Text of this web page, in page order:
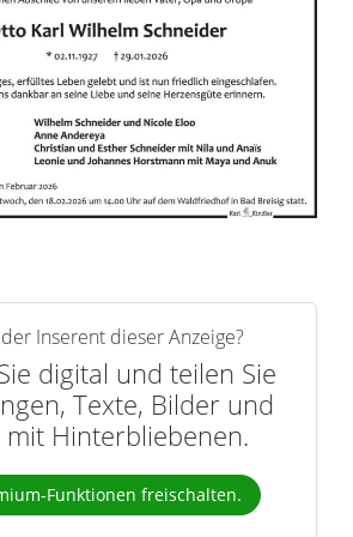
i
n
n
e
r
n
Inserent dieser Anzeige?
digital und teilen Sie
Texte, Bilder und
mit Hinterbliebenen.
Funktionen freischalten.